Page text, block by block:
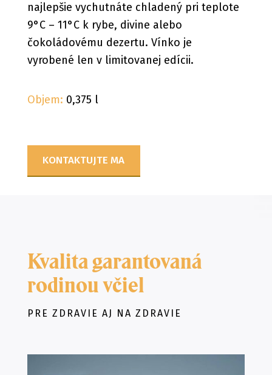
najlepšie vychutnáte chladený pri teplote
9°C – 11°C k rybe, divine alebo
čokoládovému dezertu. Vínko je
vyrobené len v limitovanej edícii.
Objem: 0,375 l
KONTAKTUJTE MA
Kvalita garantovaná
rodinou včiel
PRE ZDRAVIE AJ NA ZDRAVIE